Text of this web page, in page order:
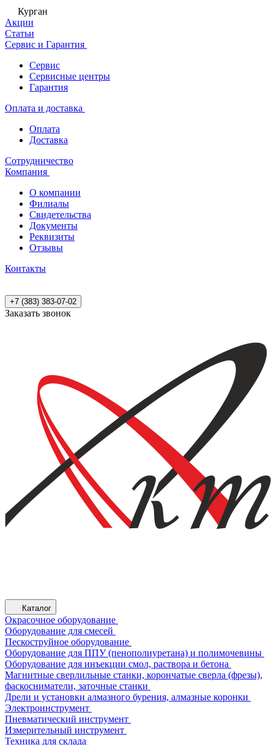
Курган
Акции
Статьи
Сервис и Гарантия
Сервис
Сервисные центры
Гарантия
Оплата и доставка
Оплата
Доставка
Сотрудничество
Компания
О компании
Филиалы
Свидетельства
Документы
Реквизиты
Отзывы
Контакты
+7 (383) 383-07-02
Заказать звонок
Каталог
Окрасочное оборудование
Оборудование для смесей
Пескоструйное оборудование
Оборудование для ППУ (пенополиуретана) и полимочевины
Оборудование для инъекции смол, раствора и бетона
Магнитные сверлильные станки, корончатые сверла (фрезы),
фаскосниматели, заточные станки
Дрели и установки алмазного бурения, алмазные коронки
Электроинструмент
Пневматический инструмент
Измерительный инструмент
Техника для склада